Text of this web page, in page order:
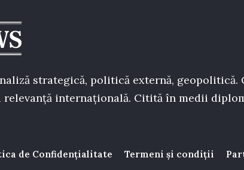
strategică, politică externă,
internațională. Citită în medii
de Confidențialitate Termeni și condiții